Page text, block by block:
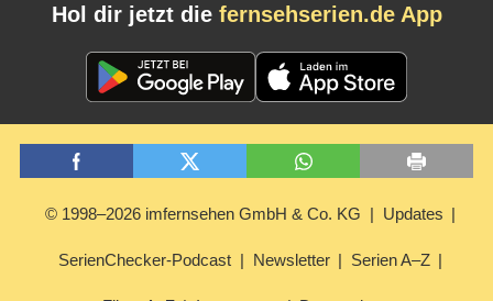
Hol dir jetzt die fernsehserien.de App
© 1998–2026 imfernsehen GmbH & Co. KG Updates
SerienChecker-Podcast Newsletter Serien A–Z